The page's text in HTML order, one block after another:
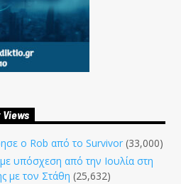
Views
ο Rob από το Survivor (33,000)
υπόσχεση από την Ιουλία στη
με τον Στάθη (25,632)